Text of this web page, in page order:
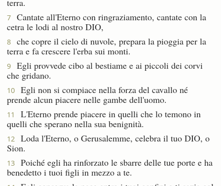
terra.
7
Cantate all'Eterno con ringraziamento, cantate con la
cetra le lodi al nostro DIO,
8
che copre il cielo di nuvole, prepara la pioggia per la
terra e fa crescere l'erba sui monti.
9
Egli provvede cibo al bestiame e ai piccoli dei corvi
che gridano.
10
Egli non si compiace nella forza del cavallo né
prende alcun piacere nelle gambe dell'uomo.
11
L'Eterno prende piacere in quelli che lo temono in
quelli che sperano nella sua benignità.
12
Loda l'Eterno, o Gerusalemme, celebra il tuo DIO, o
Sion.
13
Poiché egli ha rinforzato le sbarre delle tue porte e ha
benedetto i tuoi figli in mezzo a te.